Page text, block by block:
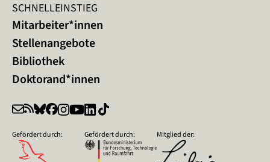
SCHNELLEINSTIEG
Mitarbeiter*innen
Stellenangebote
Bibliothek
Doktorand*innen
Gefördert durch: Gefördert durch: Mitglied der: